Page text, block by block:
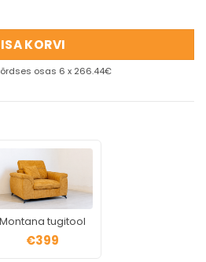
KORVI
osas 6 x 266.44€
Montana tugitool
€399